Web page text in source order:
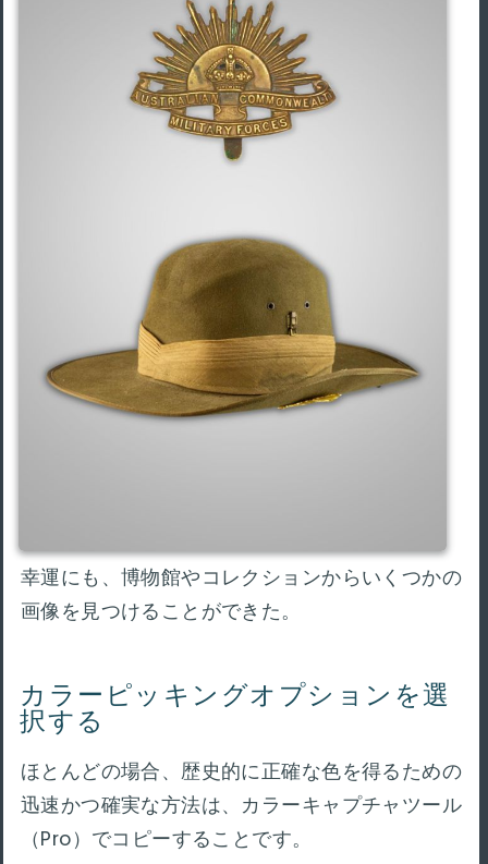
幸運にも、博物館やコレクションからいくつかの
画像を見つけることができた。
カラーピッキングオプションを選
択する
ほとんどの場合、歴史的に正確な色を得るための
迅速かつ確実な方法は、カラーキャプチャツール
（Pro）でコピーすることです。